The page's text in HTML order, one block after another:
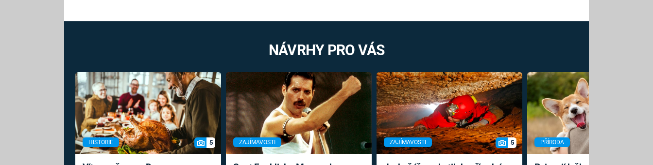
NÁVRHY PRO VÁS
HISTORIE 5 ZAJÍMAVOSTI ZAJÍMAVOSTI 5 PŘÍRODA